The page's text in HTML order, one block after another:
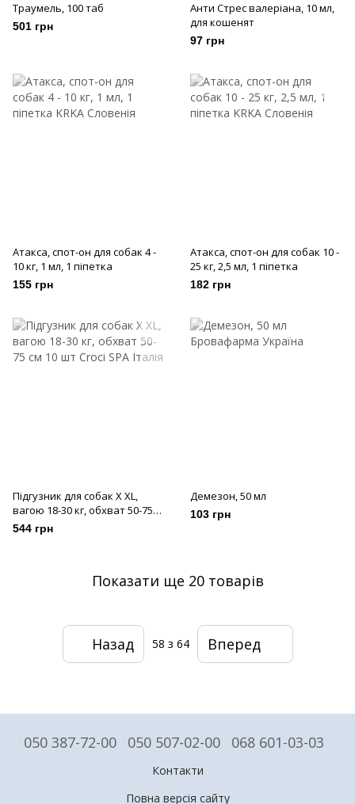
Траумель, 100 таб
501 грн
Анти Стрес валеріана, 10 мл,
для кошенят
97 грн
Атакса, спот-он для собак 4 -
10 кг, 1 мл, 1 піпетка
155 грн
Атакса, спот-он для собак 10 -
25 кг, 2,5 мл, 1 піпетка
182 грн
Підгузник для собак X XL,
вагою 18-30 кг, обхват 50-75
см 10 шт
544 грн
Демезон, 50 мл
103 грн
Показати ще 20 товарів
Назад 58 з 64 Вперед
050 387-72-00 050 507-02-00 068 601-03-03
Контакти
Повна версія сайту